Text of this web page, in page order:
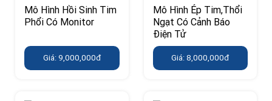
Mô Hình Hồi Sinh Tim
Phổi Có Monitor
Giá: 9,000,000đ
Mô Hình Ép Tim,Thổi
Ngạt Có Cảnh Báo
Điện Tử
Giá: 8,000,000đ